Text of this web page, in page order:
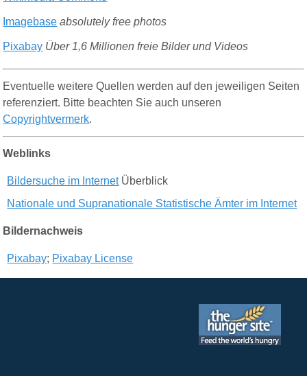
Imagebase absolutely free photos
Pixabay Über 1,6 Millionen freie Bilder und Videos
Eventuelle weitere Quellen werden auf den jeweiligen Seiten
referenziert. Bitte beachten Sie auch unseren
Copyrightvermerk.
Weblinks
Bildersuche im InternetÜberblick
Nationale und Supranationale Statistische Ämter im Internet
Bildernachweis
Pixabay; Pixabay License